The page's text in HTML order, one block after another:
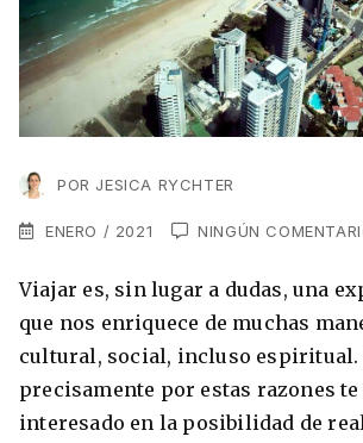
Working Holidays
Lo último sobre
Los países que más innovan
Malta
Reino Unido
Suecia
China
Corea del Sur
Japón
Oceanía
VER TODAS LAS EXPERIENCIAS
Estudia un Máster de
Síguenos en las redes
Suscríbete a nuestro
newsletter
Recibe toda la info que
vivir afuera.
POR JESICA RYCHTER
ENERO / 2021 NINGÚN
Viajar es, sin lugar a dudas, una
que nos enriquece de muchas
cultural, social, incluso espiritual.
precisamente por estas razones te
interesado en la posibilidad de